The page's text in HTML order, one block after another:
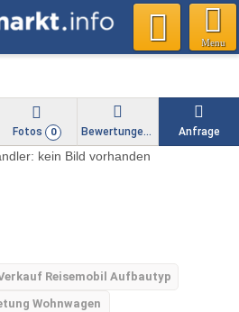
Menu
Fotos 0 Bewertungen Anfrage
Reisemobil Aufbautyp
Wohnwagen